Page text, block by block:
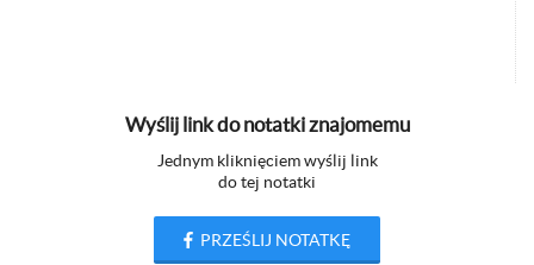
Wyślij link do notatki znajomemu
Jednym kliknięciem wyślij link
do tej notatki
PRZEŚLIJ NOTATKĘ